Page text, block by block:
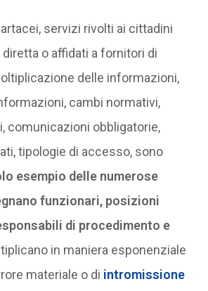
servizi rivolti ai cittadini
o affidati a fornitori di
delle informazioni,
cambi normativi,
comunicazioni obbligatorie,
tipologie di accesso, sono
esempio delle numerose
funzionari, posizioni
di procedimento e
in maniera esponenziale
materiale o di intromissione